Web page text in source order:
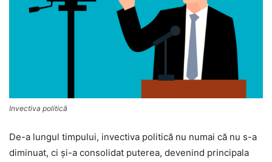
Invectiva politică
De-a lungul timpului, invectiva politică nu numai că nu s-a
diminuat, ci şi-a consolidat puterea, devenind principala